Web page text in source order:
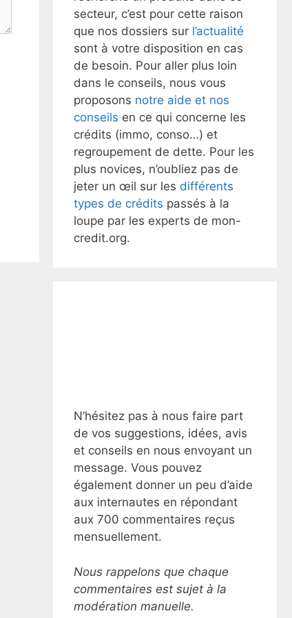
secteur, c’est pour cette raison
que nos dossiers sur l’actualité
sont à votre disposition en cas
de besoin. Pour aller plus loin
dans le conseils, nous vous
proposons notre aide et nos
conseils en ce qui concerne les
crédits (immo, conso…) et
regroupement de dette. Pour les
plus novices, n’oubliez pas de
jeter un œil sur les différents
types de crédits passés à la
loupe par les experts de mon-
credit.org.
N’hésitez pas à nous faire part
de vos suggestions, idées, avis
et conseils en nous envoyant un
message. Vous pouvez
également donner un peu d’aide
aux internautes en répondant
aux 700 commentaires reçus
mensuellement.
Nous rappelons que chaque
commentaires est sujet à la
modération manuelle.